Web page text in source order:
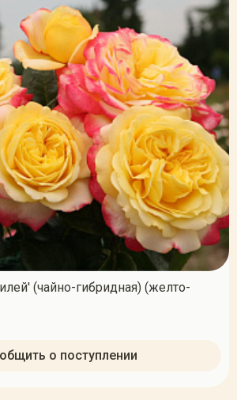
(чайно-гибридная) (желто-
о поступлении